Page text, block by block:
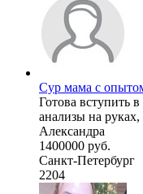
Сур мама с
Готова вступить
анализы на
Александра
1400000 руб.
Санкт-Петербург
2204